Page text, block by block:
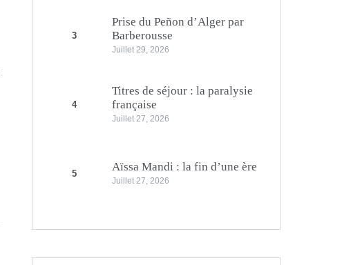
3
Prise du Peñon d’Alger par
Barberousse
Juillet 29, 2026
4
Titres de séjour : la paralysie
française
Juillet 27, 2026
5
Aïssa Mandi : la fin d’une ère
Juillet 27, 2026